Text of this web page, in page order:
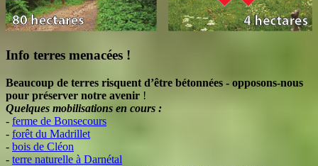
Info terres menacées !
Beaucoup de terres risquent d’être bétonnées - opposons-nous
pour préserver notre avenir !
Quelques mobilisations en cours :
- ferme de Bonsecours
- forêt du Madrillet
- bois de Cléon
- terre naturelle à Darnétal